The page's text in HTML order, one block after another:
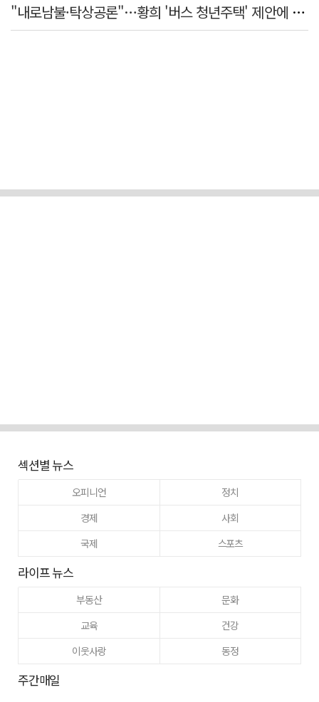
"내로남불·탁상공론"…황희 '버스 청년주택' 제안에 與 내부서도 쓴소리
섹션별 뉴스
오피니언
정치
경제
사회
국제
스포츠
라이프 뉴스
부동산
문화
교육
건강
이웃사랑
동정
주간매일